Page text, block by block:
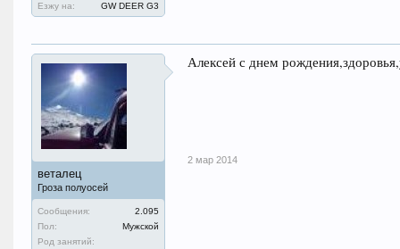
Езжу на:
GW DEER G3
веталец
Гроза полуосей
Сообщения:
2.095
Пол:
Мужской
Род занятий:
Алексей с днем
2 мар 2014